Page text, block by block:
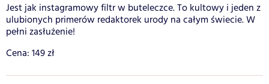
Jest jak instagramowy filtr w buteleczce. To kultowy i jeden z
ulubionych primerów redaktorek urody na całym świecie. W
pełni zasłużenie!
Cena: 149 zł